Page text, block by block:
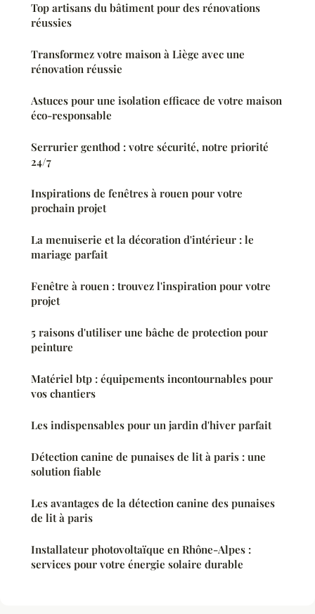
Top artisans du bâtiment pour des rénovations
réussies
Transformez votre maison à Liège avec une
rénovation réussie
Astuces pour une isolation efficace de votre maison
éco-responsable
Serrurier genthod : votre sécurité, notre priorité
24/7
Inspirations de fenêtres à rouen pour votre
prochain projet
La menuiserie et la décoration d'intérieur : le
mariage parfait
Fenêtre à rouen : trouvez l'inspiration pour votre
projet
5 raisons d'utiliser une bâche de protection pour
peinture
Matériel btp : équipements incontournables pour
vos chantiers
Les indispensables pour un jardin d'hiver parfait
Détection canine de punaises de lit à paris : une
solution fiable
Les avantages de la détection canine des punaises
de lit à paris
Installateur photovoltaïque en Rhône-Alpes :
services pour votre énergie solaire durable